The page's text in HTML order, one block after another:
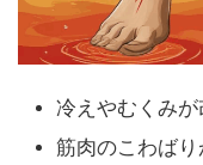
冷えやむくみが
筋肉のこわば